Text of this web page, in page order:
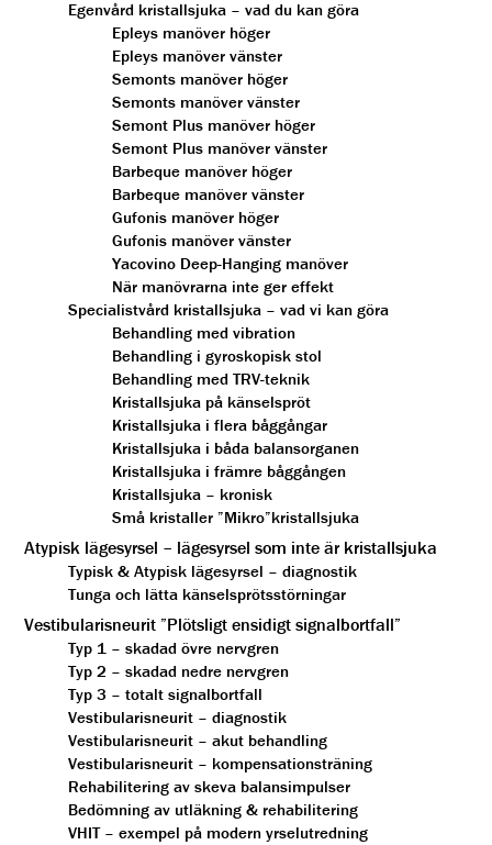
Egenvård kristallsjuka – vad du kan göra
Epleys manöver höger
Epleys manöver vänster
Semonts manöver höger
Semonts manöver vänster
Semont Plus manöver höger
Semont Plus manöver vänster
Barbeque manöver höger
Barbeque manöver vänster
Gufonis manöver höger
Gufonis manöver vänster
Yacovino Deep-Hanging manöver
När manövrarna inte ger effekt
Specialistvård kristallsjuka – vad vi kan göra
Behandling med vibration
Behandling i gyroskopisk stol
Behandling med TRV-teknik
Kristallsjuka på känselspröt
Kristallsjuka i flera båggångar
Kristallsjuka i båda balansorganen
Kristallsjuka i främre båggången
Kristallsjuka – kronisk
Små kristaller ”Mikro”kristallsjuka
Atypisk lägesyrsel – lägesyrsel som inte är kristallsjuka
Typisk & Atypisk lägesyrsel – diagnostik
Tunga och lätta känselsprötsstörningar
Vestibularisneurit ”Plötsligt ensidigt signalbortfall”
Typ 1 – skadad övre nervgren
Typ 2 – skadad nedre nervgren
Typ 3 – totalt signalbortfall
Vestibularisneurit – diagnostik
Vestibularisneurit – akut behandling
Vestibularisneurit – kompensationsträning
Rehabilitering av skeva balansimpulser
Bedömning av utläkning & rehabilitering
VHIT – exempel på modern yrselutredning